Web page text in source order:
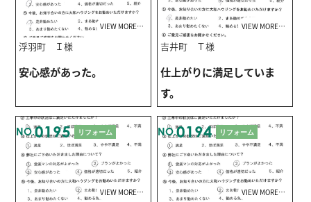
VIEW MORE…
浮羽町 Ｉ様
安心感があった。
VIEW MORE…
吉井町 Ｔ様
仕上がりに満足していま
す。
VIEW MORE…
NO.0195 リフォーム
VIEW MORE…
NO.0194 リフォーム